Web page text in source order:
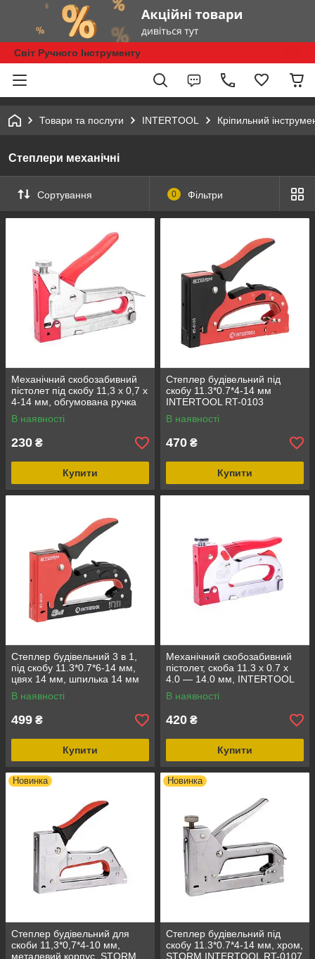
Світ Ручного Інструменту
Товари та послуги INTERTOOL Кріпильний
Степлери механічні
Сортування 0 Фільтри
Механічний скобозабивний
пістолет під скобу 11,3 x 0,7 x
4-14 мм, обгумована ручка
INTERTOOL RT-0102
В наявності
230 ₴
Купити
Степлер будівельний під
скобу 11.3*0.7*4-14 мм
INTERTOOL RT-0103
В наявності
470 ₴
Купити
Степлер будівельний 3 в 1,
під скобу 11.3*0.7*6-14 мм,
цвях 14 мм, шпилька 14 мм
INTERTOOL RT-0104
В наявності
499 ₴
Купити
Механічний скобозабивний
пістолет, скоба 11.3 x 0.7 x
4.0 — 14.0 мм, INTERTOOL
RT-0201
В наявності
420 ₴
Купити
Новинка
Степлер будівельний для
скоби 11,3*0,7*4-10 мм,
металевий корпус, STORM
Новинка
Степлер будівельний під
скобу 11.3*0.7*4-14 мм, хром,
STORM INTERTOOL RT-0107